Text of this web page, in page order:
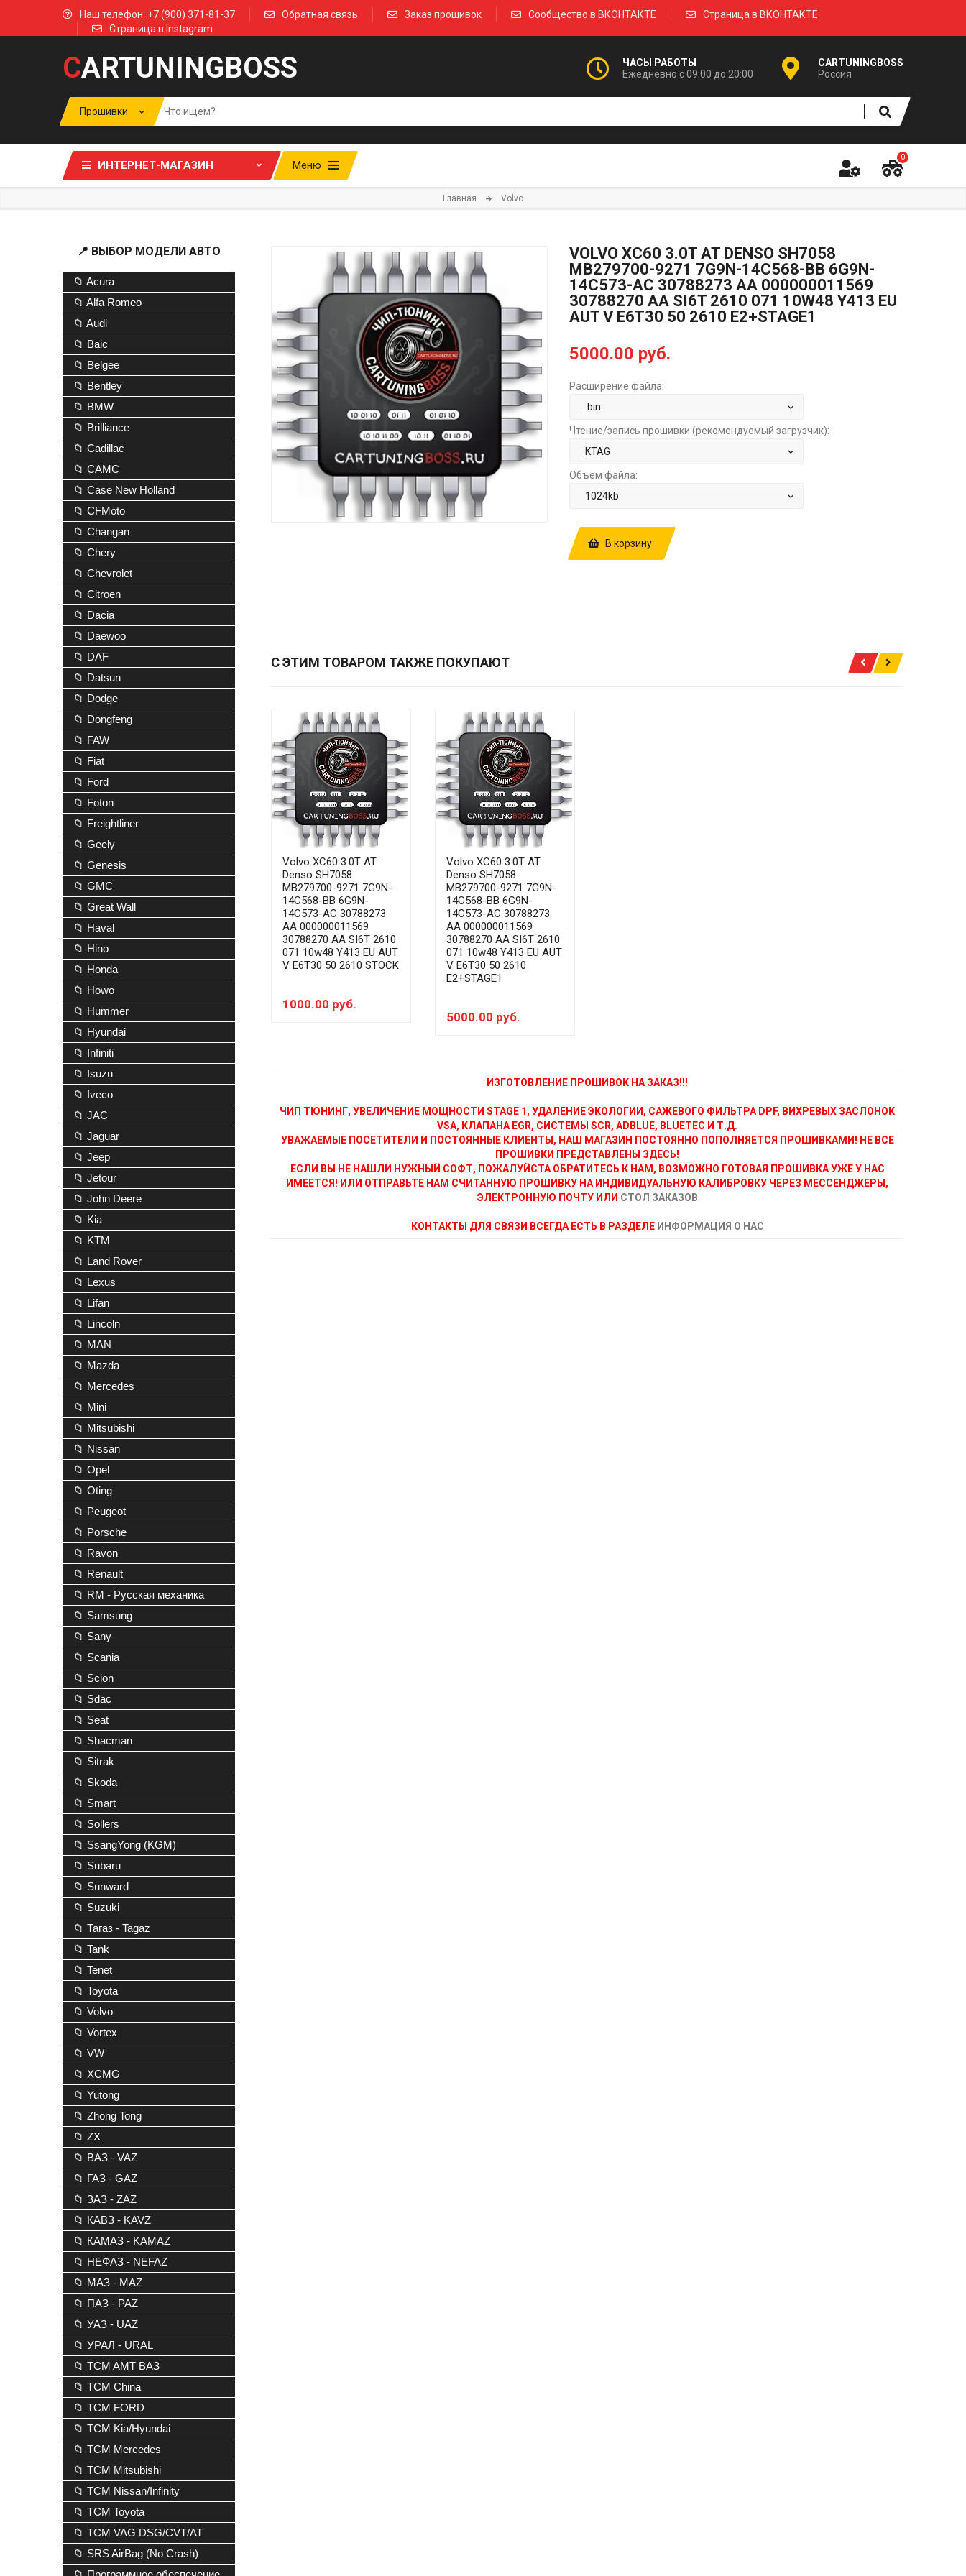
Наш телефон: +7 (900) 371-81-37 Обратная связь Заказ прошивок Сообщество в ВКОНТАКТЕ
Страница в ВКОНТАКТЕ
Страница в Instagram
CARTUNINGBOSS
ЧАСЫ РАБОТЫ
Ежедневно с 09:00 до 20:00
CARTUNINGBOSS
Россия
ИНТЕРНЕТ-МАГАЗИН Меню
0
Главная Volvo
VOLVO XC60 3.0T AT DENSO SH7058
MB279700-9271 7G9N-14C568-BB 6G9N-
14C573-AC 30788273 AA 000000011569
30788270 AA SI6T 2610 071 10W48 Y413 EU
AUT V E6T30 50 2610 E2+STAGE1
5000.00 руб.
Расширение файла:
Чтение/запись прошивки (рекомендуемый загрузчик):
Объем файла:
В корзину
С ЭТИМ ТОВАРОМ ТАКЖЕ ПОКУПАЮТ
Volvo XC60 3.0T AT
Denso SH7058
MB279700-9271 7G9N-
14C568-BB 6G9N-
14C573-AC 30788273
AA 000000011569
30788270 AA SI6T 2610
071 10w48 Y413 EU AUT
V E6T30 50 2610 STOCK
1000.00 руб.
Volvo XC60 3.0T AT
Denso SH7058
MB279700-9271 7G9N-
14C568-BB 6G9N-
14C573-AC 30788273
AA 000000011569
30788270 AA SI6T 2610
071 10w48 Y413 EU AUT
V E6T30 50 2610
E2+STAGE1
5000.00 руб.
ИЗГОТОВЛЕНИЕ ПРОШИВОК НА ЗАКАЗ!!!
ЧИП ТЮНИНГ, УВЕЛИЧЕНИЕ МОЩНОСТИ STAGE 1, УДАЛЕНИЕ ЭКОЛОГИИ, САЖЕВОГО ФИЛЬТРА DPF, ВИХРЕВЫХ ЗАСЛОНОК
VSA, КЛАПАНА EGR, СИСТЕМЫ SCR, ADBLUE, BLUETEC И Т.Д.
УВАЖАЕМЫЕ ПОСЕТИТЕЛИ И ПОСТОЯННЫЕ КЛИЕНТЫ, НАШ МАГАЗИН ПОСТОЯННО ПОПОЛНЯЕТСЯ ПРОШИВКАМИ! НЕ ВСЕ
ПРОШИВКИ ПРЕДСТАВЛЕНЫ ЗДЕСЬ!
ЕСЛИ ВЫ НЕ НАШЛИ НУЖНЫЙ СОФТ, ПОЖАЛУЙСТА ОБРАТИТЕСЬ К НАМ, ВОЗМОЖНО ГОТОВАЯ ПРОШИВКА УЖЕ У НАС
ИМЕЕТСЯ! ИЛИ ОТПРАВЬТЕ НАМ СЧИТАННУЮ ПРОШИВКУ НА ИНДИВИДУАЛЬНУЮ КАЛИБРОВКУ ЧЕРЕЗ МЕССЕНДЖЕРЫ,
ЭЛЕКТРОННУЮ ПОЧТУ ИЛИ СТОЛ ЗАКАЗОВ
КОНТАКТЫ ДЛЯ СВЯЗИ ВСЕГДА ЕСТЬ В РАЗДЕЛЕ ИНФОРМАЦИЯ О НАС
📍 ВЫБОР МОДЕЛИ АВТО
📁 Acura
📁 Alfa Romeo
📁 Audi
📁 Baic
📁 Belgee
📁 Bentley
📁 BMW
📁 Brilliance
📁 Cadillac
📁 CAMC
📁 Case New Holland
📁 CFMoto
📁 Changan
📁 Chery
📁 Chevrolet
📁 Citroen
📁 Dacia
📁 Daewoo
📁 DAF
📁 Datsun
📁 Dodge
📁 Dongfeng
📁 FAW
📁 Fiat
📁 Ford
📁 Foton
📁 Freightliner
📁 Geely
📁 Genesis
📁 GMC
📁 Great Wall
📁 Haval
📁 Hino
📁 Honda
📁 Howo
📁 Hummer
📁 Hyundai
📁 Infiniti
📁 Isuzu
📁 Iveco
📁 JAC
📁 Jaguar
📁 Jeep
📁 Jetour
📁 John Deere
📁 Kia
📁 KTM
📁 Land Rover
📁 Lexus
📁 Lifan
📁 Lincoln
📁 MAN
📁 Mazda
📁 Mercedes
📁 Mini
📁 Mitsubishi
📁 Nissan
📁 Opel
📁 Oting
📁 Peugeot
📁 Porsche
📁 Ravon
📁 Renault
📁 RM - Русская механика
📁 Samsung
📁 Sany
📁 Scania
📁 Scion
📁 Sdac
📁 Seat
📁 Shacman
📁 Sitrak
📁 Skoda
📁 Smart
📁 Sollers
📁 SsangYong (KGM)
📁 Subaru
📁 Sunward
📁 Suzuki
📁 Тагаз - Tagaz
📁 Tank
📁 Tenet
📁 Toyota
📁 Volvo
📁 Vortex
📁 VW
📁 XCMG
📁 Yutong
📁 Zhong Tong
📁 ZX
📁 ВАЗ - VAZ
📁 ГАЗ - GAZ
📁 ЗАЗ - ZAZ
📁 КАВЗ - KAVZ
📁 КАМАЗ - KAMAZ
📁 НЕФАЗ - NEFAZ
📁 МАЗ - MAZ
📁 ПАЗ - PAZ
📁 УАЗ - UAZ
📁 УРАЛ - URAL
📁 TCM AMT ВАЗ
📁 TCM China
📁 TCM FORD
📁 TCM Kia/Hyundai
📁 TCM Mercedes
📁 TCM Mitsubishi
📁 TCM Nissan/Infinity
📁 TCM Toyota
📁 TCM VAG DSG/CVT/AT
📁 SRS AirBag (No Crash)